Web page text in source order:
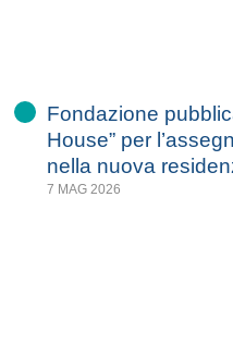
Fondazione
House” per
nella nuova
7 MAG 2026